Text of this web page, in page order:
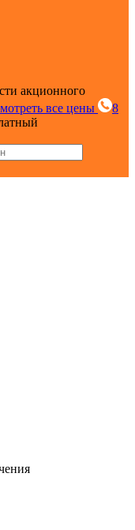
акционного
все цены
8